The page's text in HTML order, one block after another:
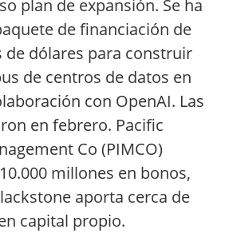
plan de expansión. Se ha
de financiación de
de dólares para construir
de centros de datos en
con OpenAI. Las
en febrero. Pacific
Co (PIMCO)
millones en bonos,
aporta cerca de
capital propio.